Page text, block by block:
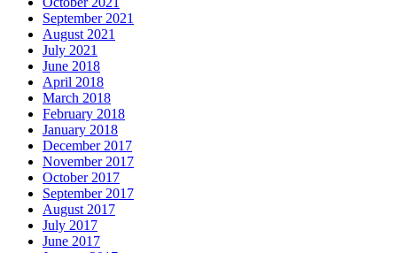
September 2021
August 2021
July 2021
June 2018
April 2018
March 2018
February 2018
January 2018
December 2017
November 2017
October 2017
September 2017
August 2017
July 2017
June 2017